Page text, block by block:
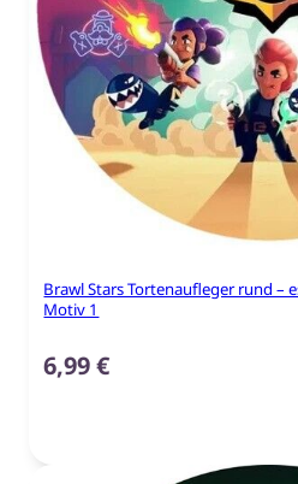
Brawl Stars Tortenaufleger rund –
Motiv 1
6,99€